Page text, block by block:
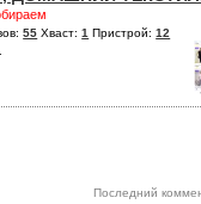
55 Хваст:1 Пристрой:12
Последний